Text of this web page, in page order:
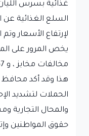
غذائية بسرس
السلع الغذائية
مخالفات مخابز ، و 167محضر أسواق.
هذا وقد أكد محافظ
الحملات لتشديد
والمحال التجارية
حقوق المواطنين